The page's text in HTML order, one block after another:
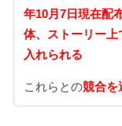
年10月7日現在配
体、ストーリー上
入れられる
これらとの競合を